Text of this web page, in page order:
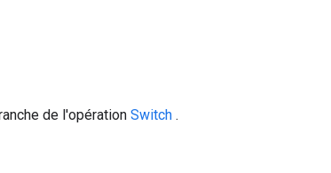
de l'opération Switch .